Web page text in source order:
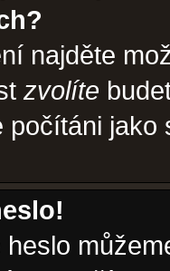
najděte
zvolíte
počítáni jako
heslo